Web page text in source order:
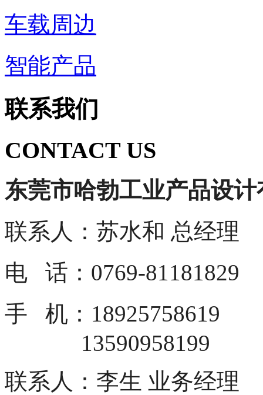
车载周边
智能产品
联系我们
CONTACT US
东莞市哈勃工业产品设
联系人：苏水和 总经理
电 话：0769-81181829
手 机：18925758619
13590958199
联系人：李生 业务经理